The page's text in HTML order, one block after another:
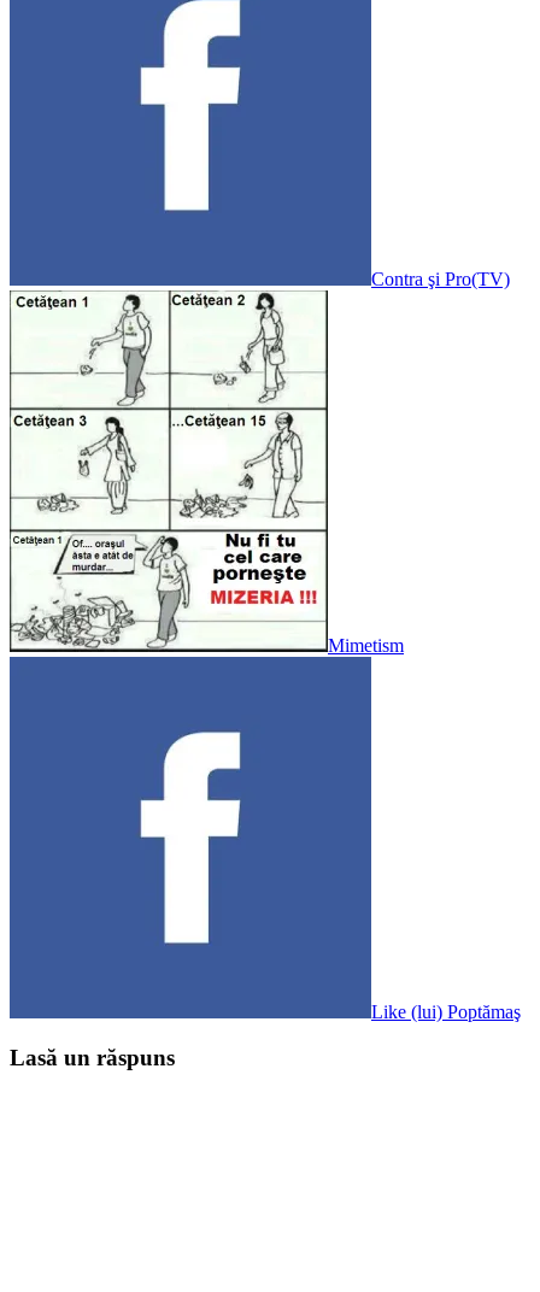
Contra şi Pro(TV)
Mimetism
Like (lui) Poptămaş
Lasă un răspuns